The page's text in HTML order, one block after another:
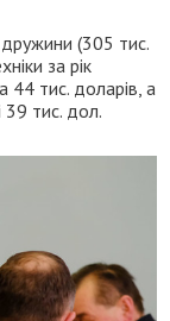
дружини (305 тис.
за рік
44 тис. доларів, а
39 тис. дол.